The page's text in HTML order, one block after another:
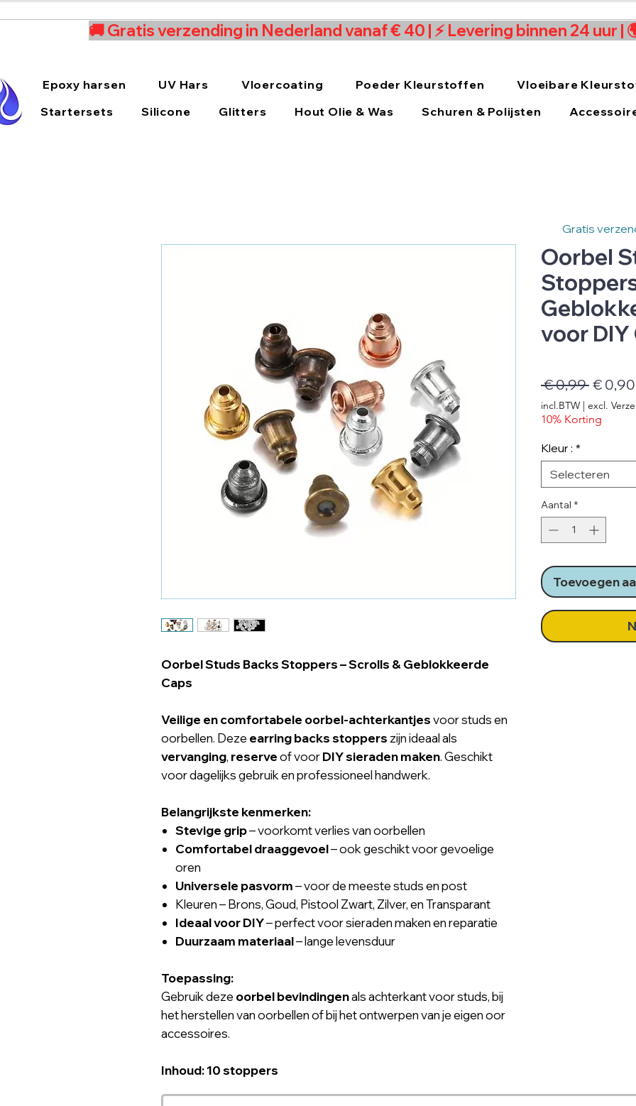
🚚 Gratis verzending in Nederland vanaf € 40 | ⚡ Levering binnen 24 uur |
Epoxy harsen UV Hars Vloercoating Poeder Kleurstoffen
Vloeibare
Startersets
Silicone Glitters Hout Olie & Was Schuren & Polijsten
Oorbel Studs Backs Stoppers – Scrolls & Geblokkeerde
Caps
Veilige en comfortabele oorbel-achterkantjesvoor studs en
oorbellen. Deze earring backs stoppers zijn ideaal als
vervanging, reserveof voorDIY sieraden maken. Geschikt
voor dagelijks gebruik en professioneel handwerk.
Belangrijkste kenmerken:
Stevige grip– voorkomt verlies van oorbellen
Comfortabel draaggevoel– ook geschikt voor gevoelige
oren
Universele pasvorm– voor de meeste studs en post
Kleuren – Brons, Goud, Pistool Zwart, Zilver, en Transparant
Ideaal voor DIY– perfect voor sieraden maken en reparatie
Duurzaam materiaal– lange levensduur
Toepassing:
Gebruik deze oorbel bevindingenals achterkant voor studs, bij
het herstellen van oorbellen of bij het ontwerpen van je eigen oor
accessoires.
Inhoud: 10 stoppers
Oorbel
voor
€ 0,99
prijs
€ 0,90
incl.BTW | excl.
10% Korting
Kleur : *
Selecteren
Aantal *
Toevoegen
Gratis